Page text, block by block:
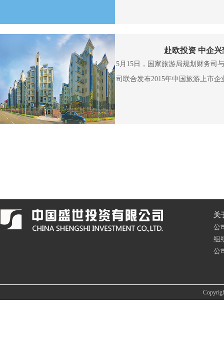
赴欧投资 中企
5月15日，国家旅游局规划财务司
司联合发布2015年中国旅游上市企
关
公
组
公